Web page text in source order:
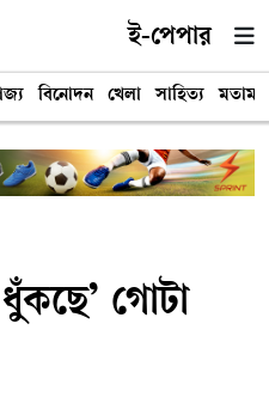
ই-পেপার
বিনোদন খেলা সাহিত্য মতামত
গোটা